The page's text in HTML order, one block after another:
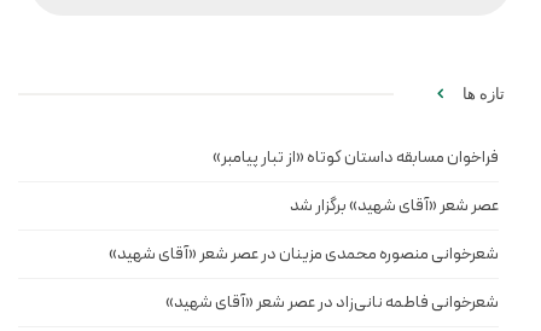
تازه ها
فراخوان مسابقه داستان کوتاه «از تبار پیامبر»
عصر شعر «آقای شهید» برگزار شد
شعرخوانی منصوره محمدی مزینان در عصر شعر «آقای شهید»
شعرخوانی فاطمه نانی‌زاد در عصر شعر «آقای شهید»